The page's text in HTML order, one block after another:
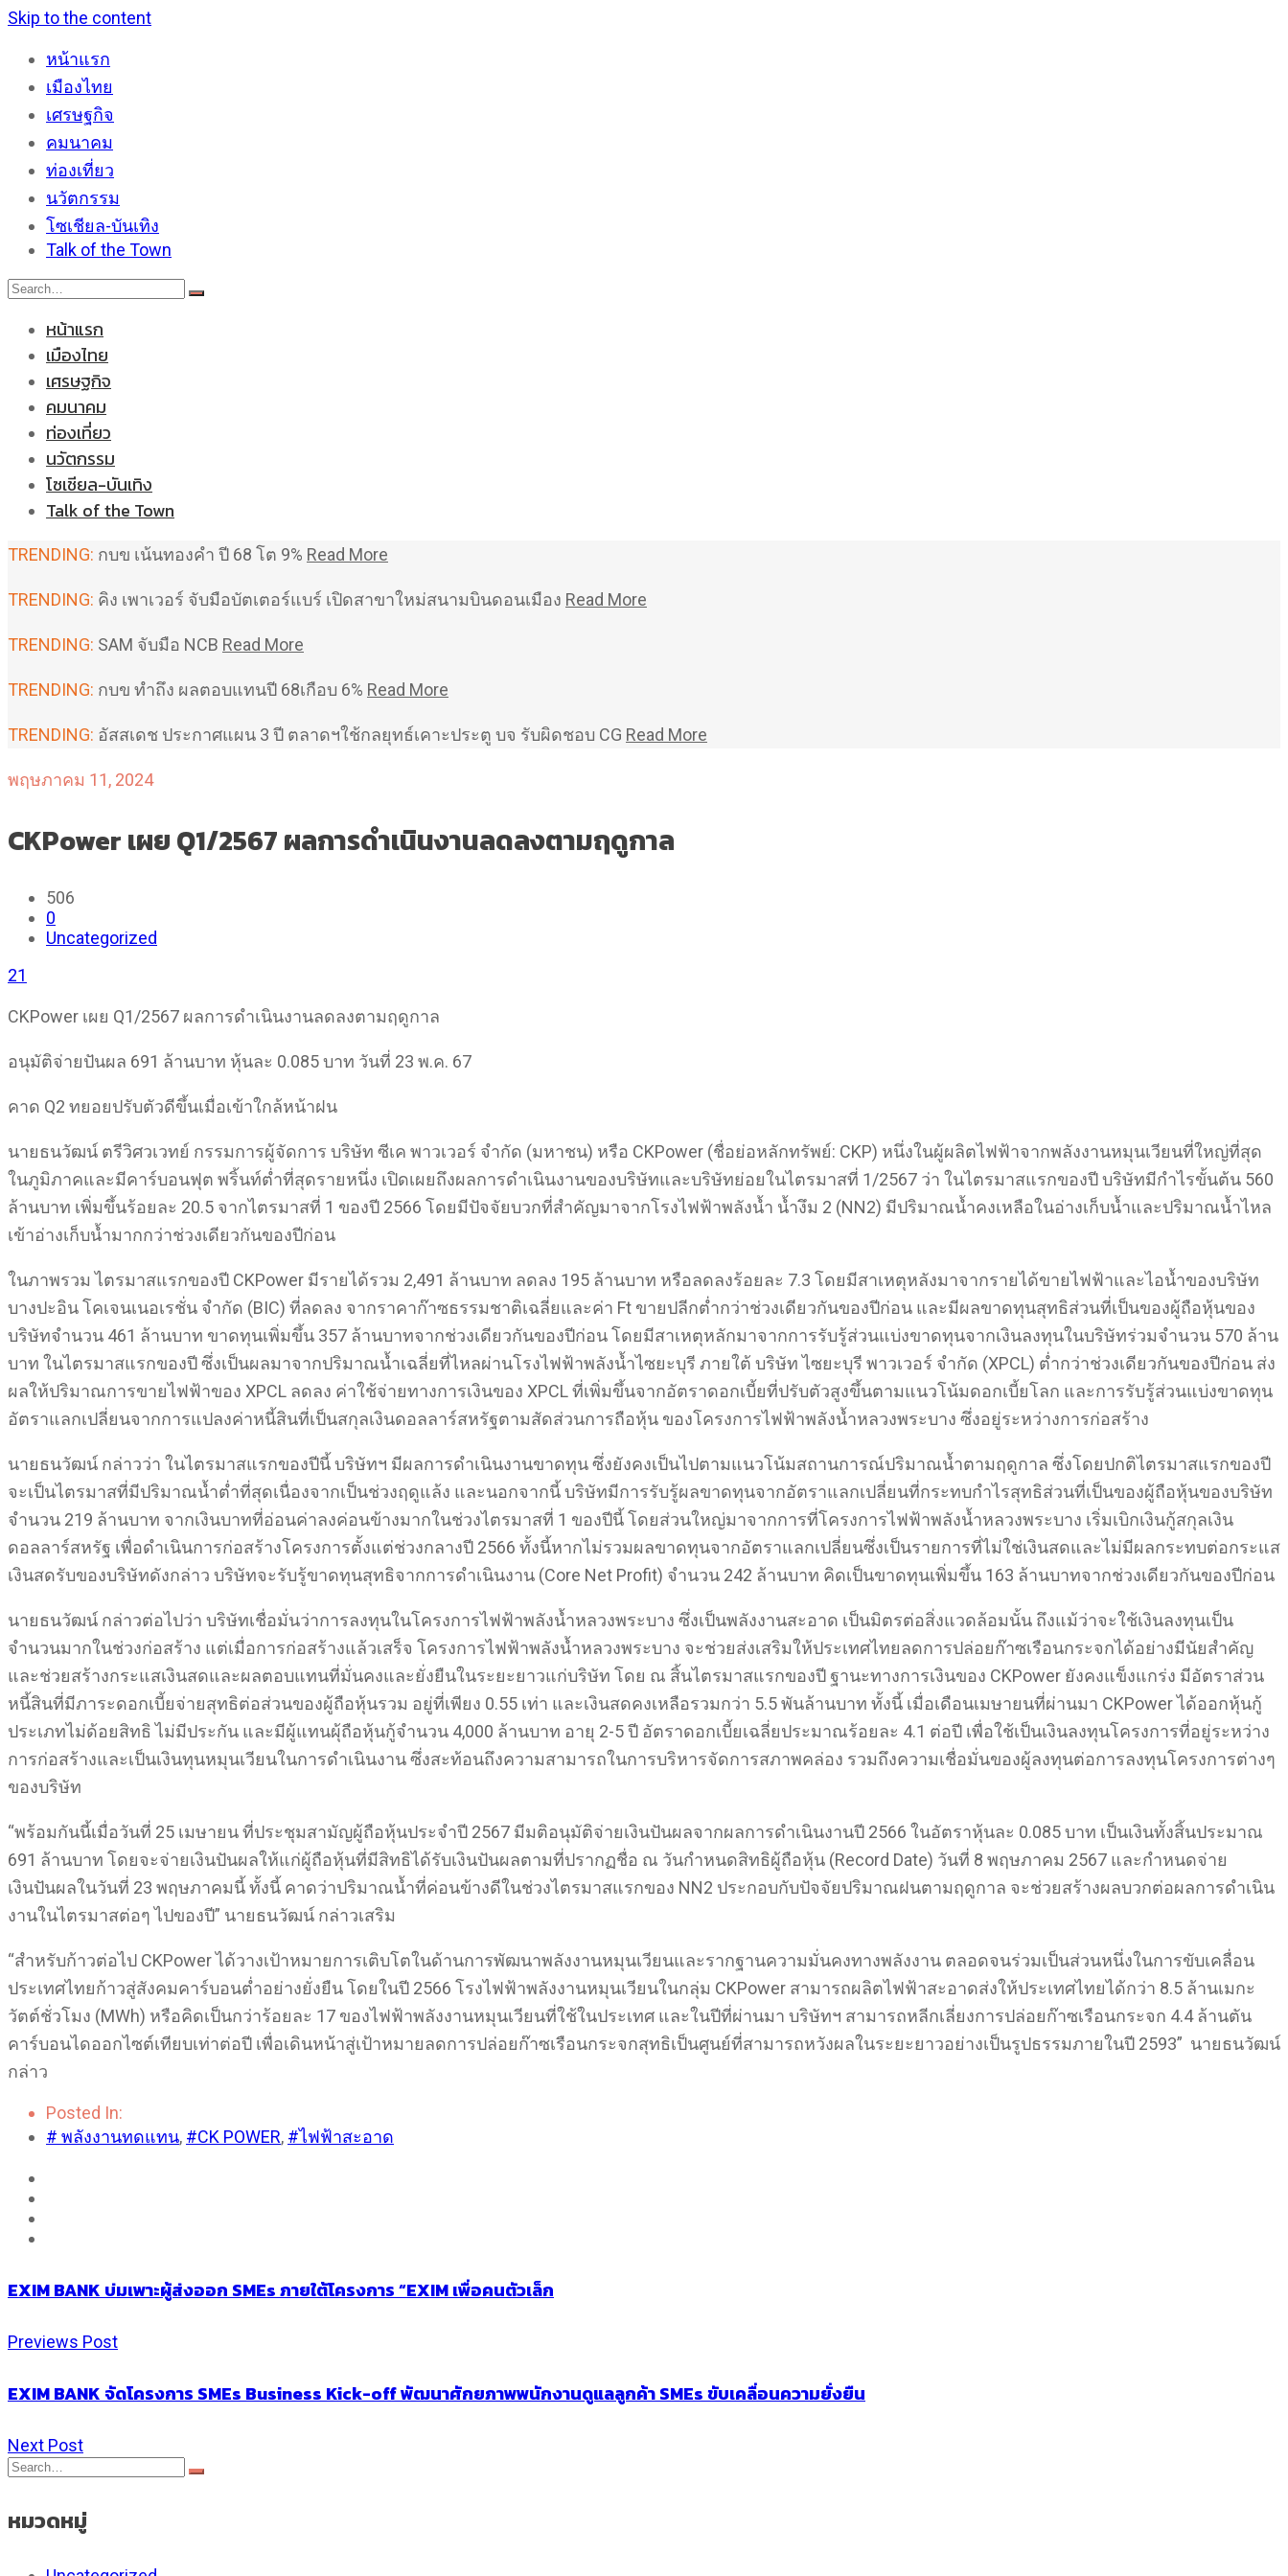
Skip to the content
หน้าแรก
เมืองไทย
เศรษฐกิจ
คมนาคม
ท่องเที่ยว
นวัตกรรม
โซเชียล-บันเทิง
Talk of the Town
หน้าแรก
เมืองไทย
เศรษฐกิจ
คมนาคม
ท่องเที่ยว
นวัตกรรม
โซเชียล-บันเทิง
Talk of the Town
TRENDING: กบข เน้นทองคำ ปี 68 โต 9% Read More
TRENDING: คิง เพาเวอร์ จับมือบัตเตอร์แบร์ เปิดสาขาใหม่สนามบินดอนเมือง Read More
TRENDING: SAM จับมือ NCB Read More
TRENDING: กบข ทำถึง ผลตอบแทนปี 68เกือบ 6% Read More
TRENDING: อัสสเดช ประกาศแผน 3 ปี ตลาดฯใช้กลยุทธ์เคาะประตู บจ รับผิดชอบ CG Read More
พฤษภาคม 11, 2024
CKPower เผย Q1/2567 ผลการดำเนินงานลดลงตามฤดูกาล
506
0
Uncategorized
21
CKPower เผย Q1/2567 ผลการดำเนินงานลดลงตามฤดูกาล
อนุมัติจ่ายปันผล 691 ล้านบาท หุ้นละ 0.085 บาท วันที่ 23 พ.ค. 67
คาด Q2 ทยอยปรับตัวดีขึ้นเมื่อเข้าใกล้หน้าฝน
นายธนวัฒน์ ตรีวิศวเวทย์ กรรมการผู้จัดการ บริษัท ซีเค พาวเวอร์ จำกัด (มหาชน) หรือ CKPower (ชื่อย่อหลักทรัพย์: CKP) หนึ่งในผู้ผลิตไฟฟ้าจากพลังงานหมุนเวียนที่ใหญ่ที่สุด
ในภูมิภาคและมีคาร์บอนฟุต พริ้นท์ต่ำที่สุดรายหนึ่ง เปิดเผยถึงผลการดำเนินงานของบริษัทและบริษัทย่อยในไตรมาสที่ 1/2567 ว่า ในไตรมาสแรกของปี บริษัทมีกำไรขั้นต้น 560
ล้านบาท เพิ่มขึ้นร้อยละ 20.5 จากไตรมาสที่ 1 ของปี 2566 โดยมีปัจจัยบวกที่สำคัญมาจากโรงไฟฟ้าพลังน้ำ น้ำงึม 2 (NN2) มีปริมาณน้ำคงเหลือในอ่างเก็บน้ำและปริมาณน้ำไหล
เข้าอ่างเก็บน้ำมากกว่าช่วงเดียวกันของปีก่อน
ในภาพรวม ไตรมาสแรกของปี CKPower มีรายได้รวม 2,491 ล้านบาท ลดลง 195 ล้านบาท หรือลดลงร้อยละ 7.3 โดยมีสาเหตุหลังมาจากรายได้ขายไฟฟ้าและไอน้ำของบริษัท
บางปะอิน โคเจนเนอเรชั่น จำกัด (BIC) ที่ลดลง จากราคาก๊าซธรรมชาติเฉลี่ยและค่า Ft ขายปลีกต่ำกว่าช่วงเดียวกันของปีก่อน และมีผลขาดทุนสุทธิส่วนที่เป็นของผู้ถือหุ้นของ
บริษัทจำนวน 461 ล้านบาท ขาดทุนเพิ่มขึ้น 357 ล้านบาทจากช่วงเดียวกันของปีก่อน โดยมีสาเหตุหลักมาจากการรับรู้ส่วนแบ่งขาดทุนจากเงินลงทุนในบริษัทร่วมจำนวน 570 ล้าน
บาท ในไตรมาสแรกของปี ซึ่งเป็นผลมาจากปริมาณน้ำเฉลี่ยที่ไหลผ่านโรงไฟฟ้าพลังน้ำไซยะบุรี ภายใต้ บริษัท ไซยะบุรี พาวเวอร์ จำกัด (XPCL) ต่ำกว่าช่วงเดียวกันของปีก่อน ส่ง
ผลให้ปริมาณการขายไฟฟ้าของ XPCL ลดลง ค่าใช้จ่ายทางการเงินของ XPCL ที่เพิ่มขึ้นจากอัตราดอกเบี้ยที่ปรับตัวสูงขึ้นตามแนวโน้มดอกเบี้ยโลก และการรับรู้ส่วนแบ่งขาดทุน
อัตราแลกเปลี่ยนจากการแปลงค่าหนี้สินที่เป็นสกุลเงินดอลลาร์สหรัฐตามสัดส่วนการถือหุ้น ของโครงการไฟฟ้าพลังน้ำหลวงพระบาง ซึ่งอยู่ระหว่างการก่อสร้าง
นายธนวัฒน์ กล่าวว่า ในไตรมาสแรกของปีนี้ บริษัทฯ มีผลการดำเนินงานขาดทุน ซึ่งยังคงเป็นไปตามแนวโน้มสถานการณ์ปริมาณน้ำตามฤดูกาล ซึ่งโดยปกติไตรมาสแรกของปี
จะเป็นไตรมาสที่มีปริมาณน้ำต่ำที่สุดเนื่องจากเป็นช่วงฤดูแล้ง และนอกจากนี้ บริษัทมีการรับรู้ผลขาดทุนจากอัตราแลกเปลี่ยนที่กระทบกำไรสุทธิส่วนที่เป็นของผู้ถือหุ้นของบริษัท
จำนวน 219 ล้านบาท จากเงินบาทที่อ่อนค่าลงค่อนข้างมากในช่วงไตรมาสที่ 1 ของปีนี้ โดยส่วนใหญ่มาจากการที่โครงการไฟฟ้าพลังน้ำหลวงพระบาง เริ่มเบิกเงินกู้สกุลเงิน
ดอลลาร์สหรัฐ เพื่อดำเนินการก่อสร้างโครงการตั้งแต่ช่วงกลางปี 2566 ทั้งนี้หากไม่รวมผลขาดทุนจากอัตราแลกเปลี่ยนซึ่งเป็นรายการที่ไม่ใช่เงินสดและไม่มีผลกระทบต่อกระแส
เงินสดรับของบริษัทดังกล่าว บริษัทจะรับรู้ขาดทุนสุทธิจากการดำเนินงาน (Core Net Profit) จำนวน 242 ล้านบาท คิดเป็นขาดทุนเพิ่มขึ้น 163 ล้านบาทจากช่วงเดียวกันของปีก่อน
นายธนวัฒน์ กล่าวต่อไปว่า บริษัทเชื่อมั่นว่าการลงทุนในโครงการไฟฟ้าพลังน้ำหลวงพระบาง ซึ่งเป็นพลังงานสะอาด เป็นมิตรต่อสิ่งแวดล้อมนั้น ถึงแม้ว่าจะใช้เงินลงทุนเป็น
จำนวนมากในช่วงก่อสร้าง แต่เมื่อการก่อสร้างแล้วเสร็จ โครงการไฟฟ้าพลังน้ำหลวงพระบาง จะช่วยส่งเสริมให้ประเทศไทยลดการปล่อยก๊าซเรือนกระจกได้อย่างมีนัยสำคัญ
และช่วยสร้างกระแสเงินสดและผลตอบแทนที่มั่นคงและยั่งยืนในระยะยาวแก่บริษัท โดย ณ สิ้นไตรมาสแรกของปี ฐานะทางการเงินของ CKPower ยังคงแข็งแกร่ง มีอัตราส่วน
หนี้สินที่มีภาระดอกเบี้ยจ่ายสุทธิต่อส่วนของผู้ถือหุ้นรวม อยู่ที่เพียง 0.55 เท่า และเงินสดคงเหลือรวมกว่า 5.5 พันล้านบาท ทั้งนี้ เมื่อเดือนเมษายนที่ผ่านมา CKPower ได้ออกหุ้นกู้
ประเภทไม่ด้อยสิทธิ ไม่มีประกัน และมีผู้แทนผุ้ถือหุ้นกู้จำนวน 4,000 ล้านบาท อายุ 2-5 ปี อัตราดอกเบี้ยเฉลี่ยประมาณร้อยละ 4.1 ต่อปี เพื่อใช้เป็นเงินลงทุนโครงการที่อยู่ระหว่าง
การก่อสร้างและเป็นเงินทุนหมุนเวียนในการดำเนินงาน ซึ่งสะท้อนถึงความสามารถในการบริหารจัดการสภาพคล่อง รวมถึงความเชื่อมั่นของผู้ลงทุนต่อการลงทุนโครงการต่างๆ
ของบริษัท
“พร้อมกันนี้เมื่อวันที่ 25 เมษายน ที่ประชุมสามัญผู้ถือหุ้นประจำปี 2567 มีมติอนุมัติจ่ายเงินปันผลจากผลการดำเนินงานปี 2566 ในอัตราหุ้นละ 0.085 บาท เป็นเงินทั้งสิ้นประมาณ
691 ล้านบาท โดยจะจ่ายเงินปันผลให้แก่ผู้ถือหุ้นที่มีสิทธิได้รับเงินปันผลตามที่ปรากฏชื่อ ณ วันกำหนดสิทธิผู้ถือหุ้น (Record Date) วันที่ 8 พฤษภาคม 2567 และกำหนดจ่าย
เงินปันผลในวันที่ 23 พฤษภาคมนี้ ทั้งนี้ คาดว่าปริมาณน้ำที่ค่อนข้างดีในช่วงไตรมาสแรกของ NN2 ประกอบกับปัจจัยปริมาณฝนตามฤดูกาล จะช่วยสร้างผลบวกต่อผลการดำเนิน
งานในไตรมาสต่อๆ ไปของปี” นายธนวัฒน์ กล่าวเสริม
“สำหรับก้าวต่อไป CKPower ได้วางเป้าหมายการเติบโตในด้านการพัฒนาพลังงานหมุนเวียนและรากฐานความมั่นคงทางพลังงาน ตลอดจนร่วมเป็นส่วนหนึ่งในการขับเคลื่อน
ประเทศไทยก้าวสู่สังคมคาร์บอนต่ำอย่างยั่งยืน โดยในปี 2566 โรงไฟฟ้าพลังงานหมุนเวียนในกลุ่ม CKPower สามารถผลิตไฟฟ้าสะอาดส่งให้ประเทศไทยได้กว่า 8.5 ล้านเมกะ
วัตต์ชั่วโมง (MWh) หรือคิดเป็นกว่าร้อยละ 17 ของไฟฟ้าพลังงานหมุนเวียนที่ใช้ในประเทศ และในปีที่ผ่านมา บริษัทฯ สามารถหลีกเลี่ยงการปล่อยก๊าซเรือนกระจก 4.4 ล้านตัน
คาร์บอนไดออกไซต์เทียบเท่าต่อปี เพื่อเดินหน้าสู่เป้าหมายลดการปล่อยก๊าซเรือนกระจกสุทธิเป็นศูนย์ที่สามารถหวังผลในระยะยาวอย่างเป็นรูปธรรมภายในปี 2593” นายธนวัฒน์
กล่าว
Posted In:
# พลังงานทดแทน, #CK POWER, #ไฟฟ้าสะอาด
EXIM BANK บ่มเพาะผู้ส่งออก SMEs ภายใต้โครงการ “EXIM เพื่อคนตัวเล็ก
Previews Post
EXIM BANK จัดโครงการ SMEs Business Kick-off พัฒนาศักยภาพพนักงานดูแลลูกค้า SMEs ขับเคลื่อนความยั่งยืน
Next Post
หมวดหมู่